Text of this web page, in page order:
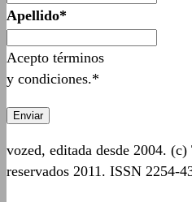
Apellido*
Acepto términos
y condiciones.*
vozed, editada desde 2004.
reservados 2011. ISSN 2254-